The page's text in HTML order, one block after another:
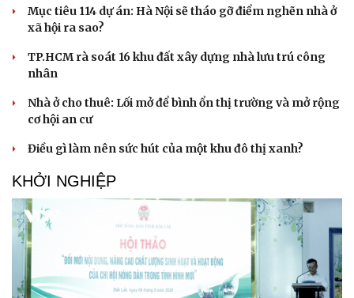
Mục tiêu 114 dự án: Hà Nội sẽ tháo gỡ điểm nghẽn nhà ở
xã hội ra sao?
TP.HCM rà soát 16 khu đất xây dựng nhà lưu trú công
nhân
Nhà ở cho thuê: Lối mở để bình ổn thị trường và mở rộng
cơ hội an cư
Điều gì làm nên sức hút của một khu đô thị xanh?
KHỞI NGHIỆP